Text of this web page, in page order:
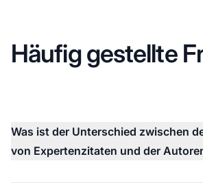
Häufig gestellte
Was ist der Unterschied zwischen
von Expertenzitaten und der